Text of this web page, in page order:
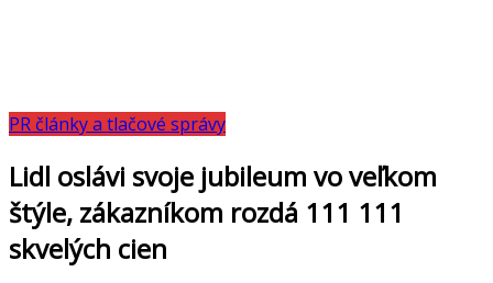
PR články a tlačové správy
Lidl oslávi svoje jubileum vo veľkom
štýle, zákazníkom rozdá 111 111
skvelých cien